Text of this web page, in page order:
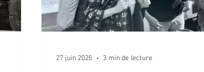
27 juin 2025 3 min de lecture